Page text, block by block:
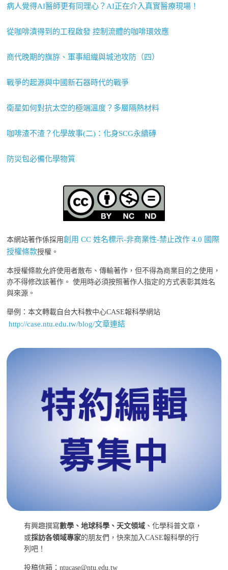
病人覺得AI醫師更有同理心？AI正在介入真實醫療現場！
從咖啡漬得到的工程啟發 控制流體的咖啡環效應
商代晚期的旗斿、軍事組織與城池攻防（四）
戰爭的起源與中國新石器時代的戰爭
衛星如何對抗太空的極端溫度？多層隔熱材料
咖啡渣不渣？化學故事(二)：化身SCG永續磚
防災包必備化學物質
本網站著作係採用創用 CC 姓名標示-非商業性-禁止改作 4.0 國際
授權條款授權。
本授權條款允許使用者散布、傳輸著作，但不得為商業目的之使用，
亦不得修改該著作。 使用時必須按照著作人指定的方式表彰其姓名
與來源。
舉例：本文轉載自台大科教中心CASE報科學網站
http://case.ntu.edu.tw/blog/文章連結
有興趣撰寫數學、地球科學、天文領域 、化學科普文章，
或採訪各領域專家的朋友們，快來加入CASE報科學的行
列吧！
投稿信箱：ntucase@ntu.edu.tw